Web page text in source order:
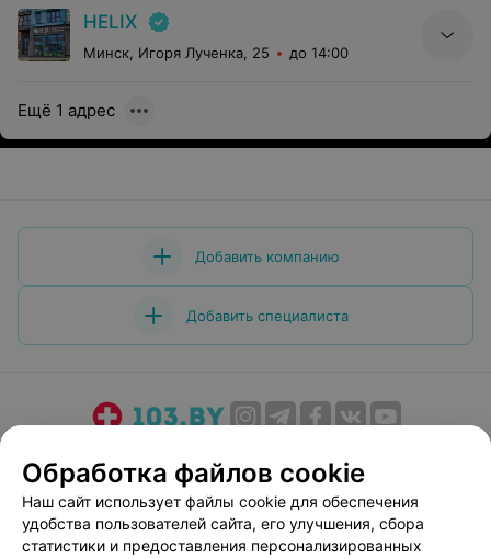
HELIX
Минск, Игоря Лученка, 25 до 14:00
Ещё 1 адрес
Добавить компанию
Добавить специалиста
Медицинский маркетинг
Публичный договор
Пользовательское соглашение
Способы оплаты
Вакансии
Партнеры
Обработка файлов cookie
Наш сайт использует файлы cookie для обеспечения
удобства пользователей сайта, его улучшения, сбора
статистики и предоставления персонализированных